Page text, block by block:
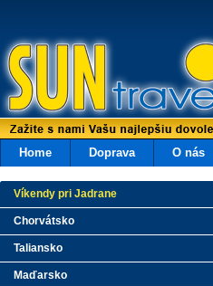
Home Doprava O nás
Víkendy pri Jadrane
Chorvátsko
Taliansko
Maďarsko